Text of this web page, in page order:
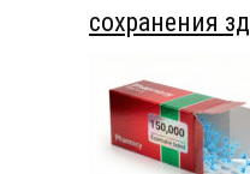
сохранения